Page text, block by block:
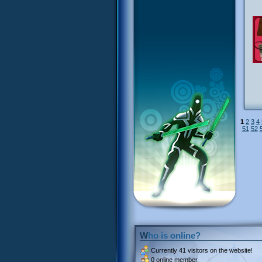
1 2 3 4
51 52
Who is online?
Currently 41 visitors on the website!
0 online member.